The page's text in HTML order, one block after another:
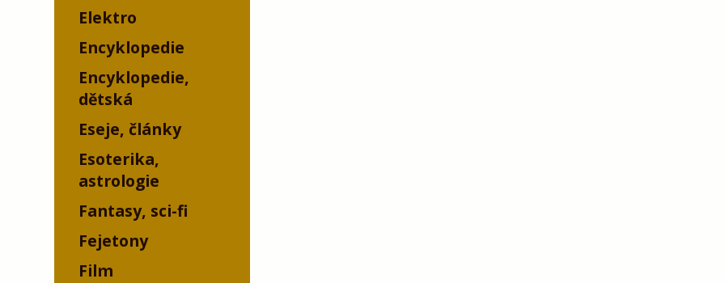
Elektro
Encyklopedie
Encyklopedie,
dětská
Eseje, články
Esoterika,
astrologie
Fantasy, sci-fi
Fejetony
Film